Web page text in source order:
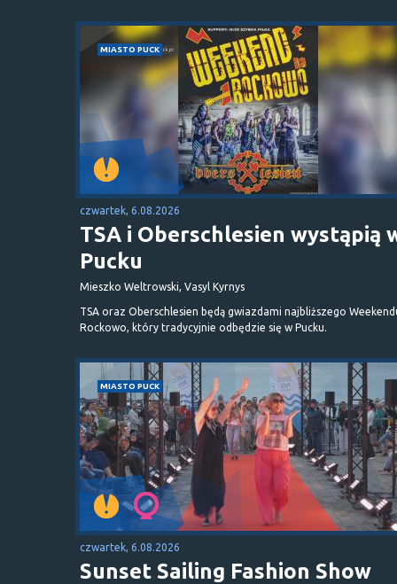
MIASTO PUCK
czwartek, 6.08.2026
TSA i Oberschlesien wystąpią
Pucku
Mieszko Weltrowski, Vasyl Kyrnys
TSA oraz Oberschlesien będą gwiazdami najbliższego
Rockowo, który tradycyjnie odbędzie się w Pucku.
MIASTO PUCK
czwartek, 6.08.2026
Sunset Sailing Fashion Show